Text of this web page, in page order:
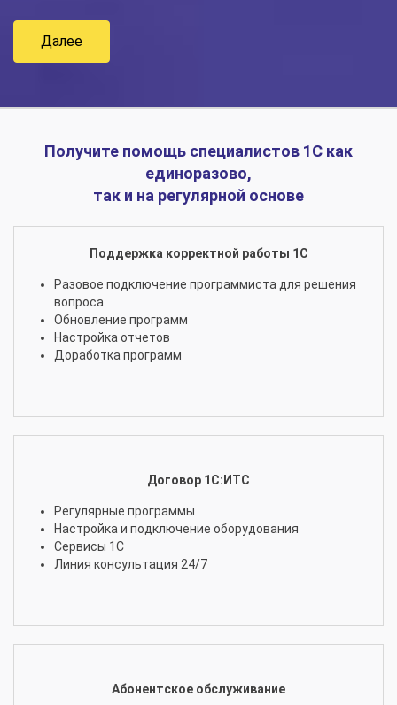
Далее
Получите помощь специалистов 1С как
единоразово,
так и на регулярной основе
Поддержка корректной работы 1С
Разовое подключение программиста для решения
вопроса
Обновление программ
Настройка отчетов
Доработка программ
Договор 1С:ИТС
Регулярные программы
Настройка и подключение оборудования
Сервисы 1С
Линия консультация 24/7
Абонентское обслуживание